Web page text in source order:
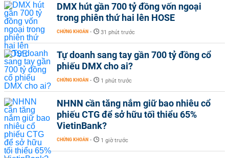
DMX hút gần 700 tỷ đồng vốn ngoại
trong phiên thứ hai lên HOSE
CHỨNG KHOÁN - 31 phút trước
Tự doanh sang tay gần 700 tỷ đồng cổ
phiếu DMX cho ai?
CHỨNG KHOÁN - 1 phút trước
NHNN cần tăng nắm giữ bao nhiêu cổ
phiếu CTG để sở hữu tối thiểu 65%
VietinBank?
CHỨNG KHOÁN - 1 giờ trước